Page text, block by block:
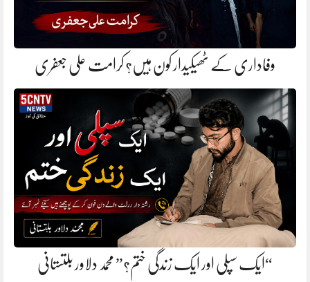
وفاداری کے ٹھیکیدار کون ہیں؟ کرامت علی جعفری
“ایک سپلی اور ایک زندگی ختم؟” محمد دلاور بلتستانی